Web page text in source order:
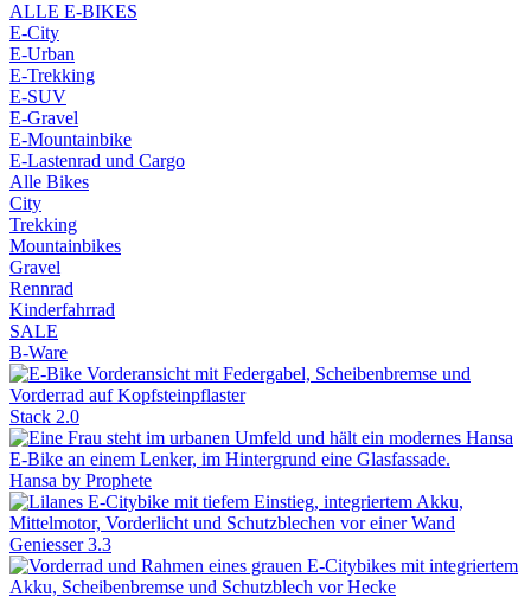
ALLE E-BIKES
E-City
E-Urban
E-Trekking
E-SUV
E-Gravel
E-Mountainbike
E-Lastenrad und Cargo
Alle Bikes
City
Trekking
Mountainbikes
Gravel
Rennrad
Kinderfahrrad
SALE
B-Ware
Stack 2.0
Hansa by Prophete
Geniesser 3.3